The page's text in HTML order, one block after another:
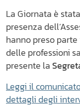
La Giornata è stata
presenza
hanno preso
delle professioni
presente la
Leggi il
dettagli degli